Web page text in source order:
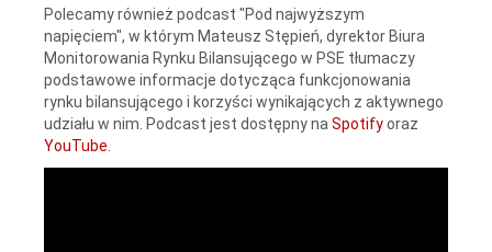
Polecamy również podcast "Pod najwyższym
napięciem", w którym Mateusz Stępień, dyrektor Biura
Monitorowania Rynku Bilansującego w PSE tłumaczy
podstawowe informacje dotycząca funkcjonowania
rynku bilansującego i korzyści wynikających z aktywnego
udziału w nim. Podcast jest dostępny na Spotifyoraz
YouTube